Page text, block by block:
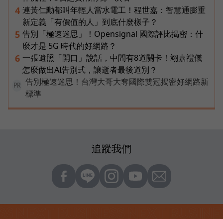
4 連黃仁勳都叫年輕人當水電工！程世嘉：智慧通膨重
新定義「有價值的人」到底什麼樣子？
5 告別「極速迷思」！Opensignal 國際評比揭密：什
麼才是 5G 時代的好網路？
6 一張遺照「開口」說話，中間有8道關卡！翊嘉禮儀
怎麼做出AI告別式，讓逝者最後道別？
PR
告別極速迷思！台灣大哥大奪國際雙冠揭密好網路新
標準
追蹤我們